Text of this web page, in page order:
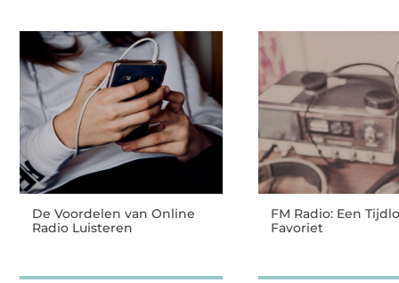
De Voordelen van Online
Radio Luisteren
FM Radio: Een
Favoriet